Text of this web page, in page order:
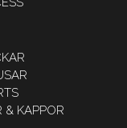
& KAPPOR